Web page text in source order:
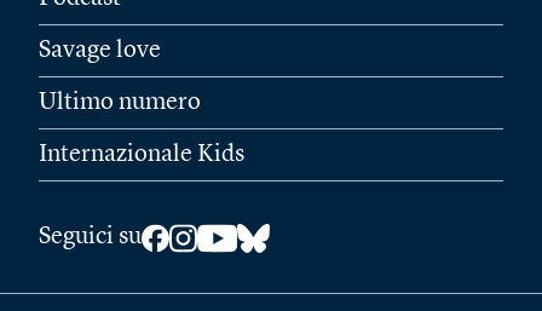
Savage love
Ultimo numero
Internazionale Kids
Seguici su